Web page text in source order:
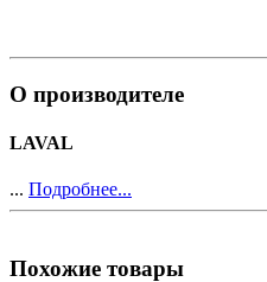
О производителе
LAVAL
... Подробнее...
Похожие товары